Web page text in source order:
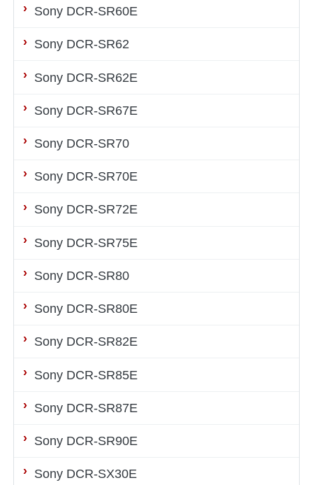
Sony DCR-SR60E
Sony DCR-SR62
Sony DCR-SR62E
Sony DCR-SR67E
Sony DCR-SR70
Sony DCR-SR70E
Sony DCR-SR72E
Sony DCR-SR75E
Sony DCR-SR80
Sony DCR-SR80E
Sony DCR-SR82E
Sony DCR-SR85E
Sony DCR-SR87E
Sony DCR-SR90E
Sony DCR-SX30E